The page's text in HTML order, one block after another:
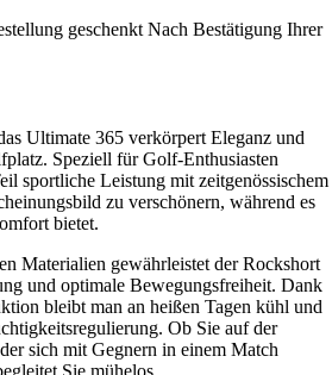
geschenkt Nach Bestätigung Ihrer
Ultimate 365 verkörpert Eleganz und
Speziell für Golf-Enthusiasten
sportliche Leistung mit zeitgenössischem
zu verschönern, während es
bietet.
Materialien gewährleistet der Rockshort
und optimale Bewegungsfreiheit. Dank
bleibt man an heißen Tagen kühl und
Ob Sie auf der
sich mit Gegnern in einem Match
Sie mühelos.